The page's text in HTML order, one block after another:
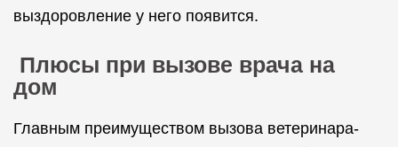
выздоровление у него появится.
Плюсы при вызове врача на
дом
Главным преимуществом вызова ветеринара-